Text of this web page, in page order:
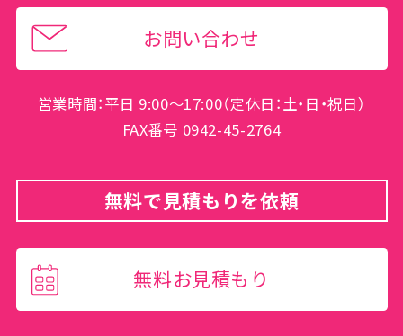
お問い合わせ
営業時間：平日 9:00～17:00（定休日：土・日・祝日）
FAX番号 0942-45-2764
無料で見積もりを依頼
無料お見積もり